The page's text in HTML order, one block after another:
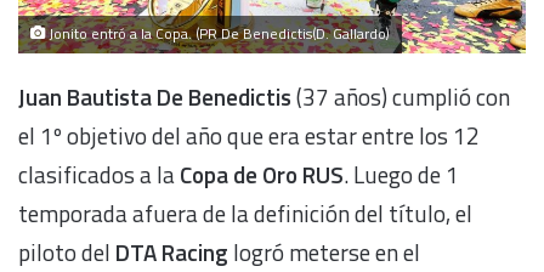
Jonito entró a la Copa. (PR De Benedictis(D. Gallardo)
Juan Bautista De Benedictis(37 años) cumplió con
el 1º objetivo del año que era estar entre los 12
clasificados a laCopa de Oro RUS. Luego de 1
temporada afuera de la definición del título, el
piloto del DTA Racing logró meterse en el